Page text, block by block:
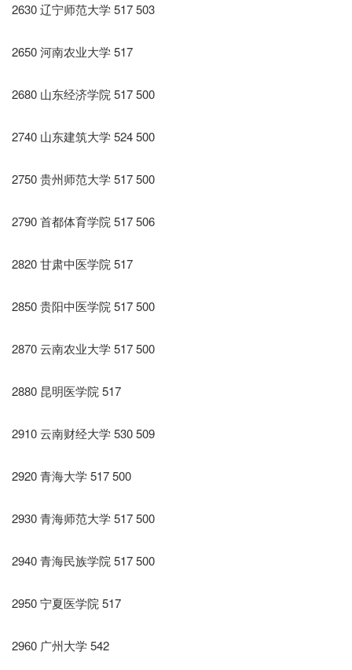
2630 辽宁师范大学 517 503
2650 河南农业大学 517
2680 山东经济学院 517 500
2740 山东建筑大学 524 500
2750 贵州师范大学 517 500
2790 首都体育学院 517 506
2820 甘肃中医学院 517
2850 贵阳中医学院 517 500
2870 云南农业大学 517 500
2880 昆明医学院 517
2910 云南财经大学 530 509
2920 青海大学 517 500
2930 青海师范大学 517 500
2940 青海民族学院 517 500
2950 宁夏医学院 517
2960 广州大学 542